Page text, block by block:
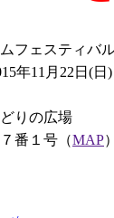
フェスティバ
年11月22日(日)
りの広場
番１号（MAP）